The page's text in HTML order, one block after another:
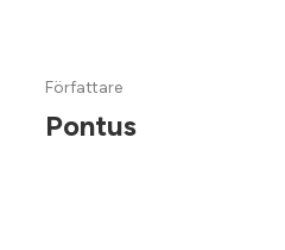
Författare
Pontus